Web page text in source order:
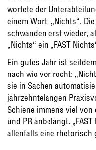
wortete der
einem Wort: „Nichts“.
schwanden erst wieder,
„Nichts“ ein „FAST
Ein gutes Jahr ist
nach wie vor recht:
sie in Sachen
jahrzehn­telangen
Schiene immens viel von
und PR anbelangt.
allenfalls eine rhetorisch